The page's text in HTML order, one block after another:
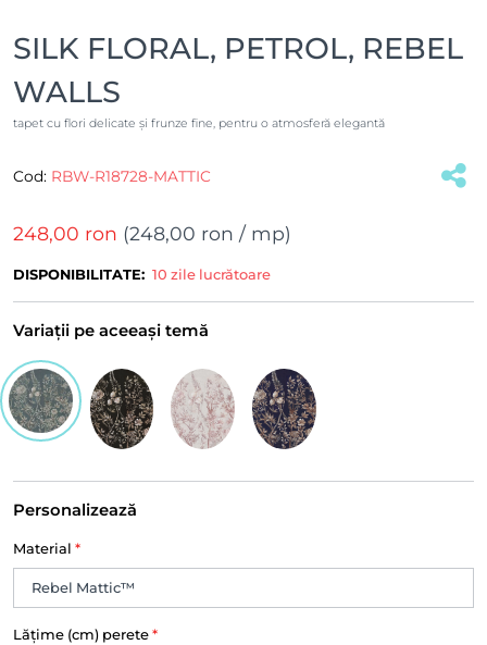
SILK FLORAL, PETROL, REBEL
WALLS
tapet cu flori delicate și frunze fine, pentru o atmosferă elegantă
Cod: RBW-R18728-MATTIC
248,00 ron (248,00 ron / mp)
DISPONIBILITATE: 10 zile lucrătoare
Variații pe aceeași temă
Personalizează
Material *
Lățime (cm) perete *